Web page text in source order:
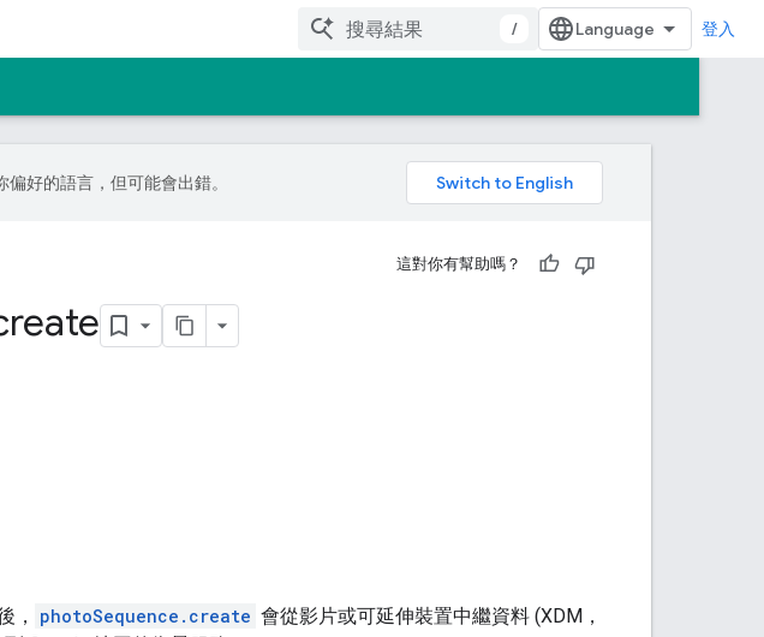
/ 登入
好的語言，但可能會出錯。
這對你有幫助嗎？
， photoSequence.create 會從影片或可延伸裝置中繼資料 (XDM，